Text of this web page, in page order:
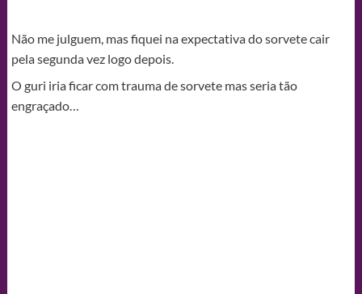
Não me julguem, mas fiquei na expectativa do sorvete cair
pela segunda vez logo depois.
O guri iria ficar com trauma de sorvete mas seria tão
engraçado…